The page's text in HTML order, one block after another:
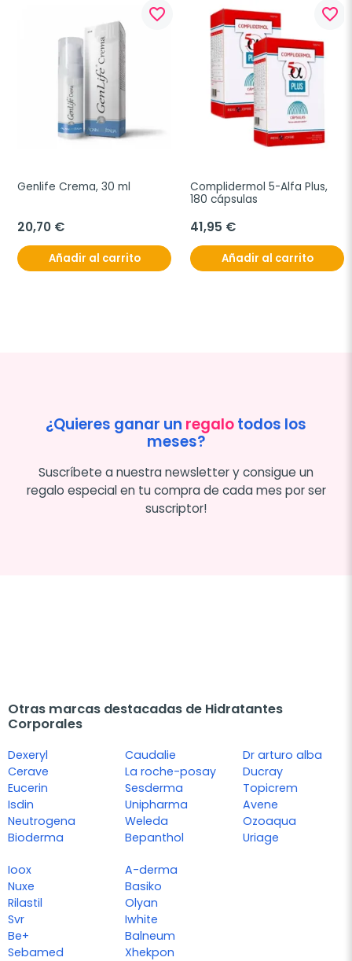
favorite_border
Genlife Crema, 30 ml
20,70 €
Añadir al carrito
favorite_border
Complidermol 5-Alfa Plus,
180 cápsulas
41,95 €
Añadir al carrito
¿Quieres ganar un regalotodos los
meses?
Suscríbete a nuestra newsletter y consigue un
regalo especial en tu compra de cada mes por ser
suscriptor!
Otras marcas destacadas de Hidratantes
Corporales
Dexeryl
Cerave
Eucerin
Isdin
Neutrogena
Bioderma
Caudalie
La roche-posay
Sesderma
Unipharma
Weleda
Bepanthol
Dr arturo alba
Ducray
Topicrem
Avene
Ozoaqua
Uriage
Ioox
Nuxe
Rilastil
Svr
Be+
Sebamed
A-derma
Basiko
Olyan
Iwhite
Balneum
Xhekpon